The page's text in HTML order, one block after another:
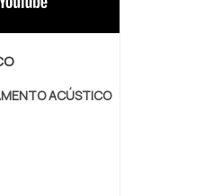
ACÚSTICO